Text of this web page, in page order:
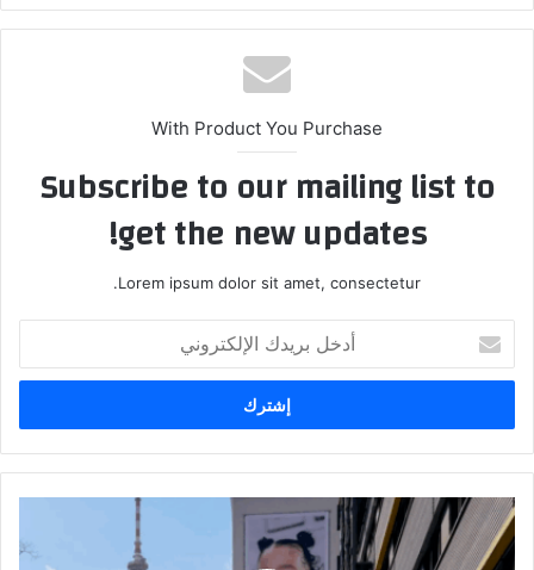
With Product You Purchase
Subscribe to our mailing list to
get the new updates!
Lorem ipsum dolor sit amet, consectetur.
بريدك
الإلكتروني
تعرف
إلى
أسعد